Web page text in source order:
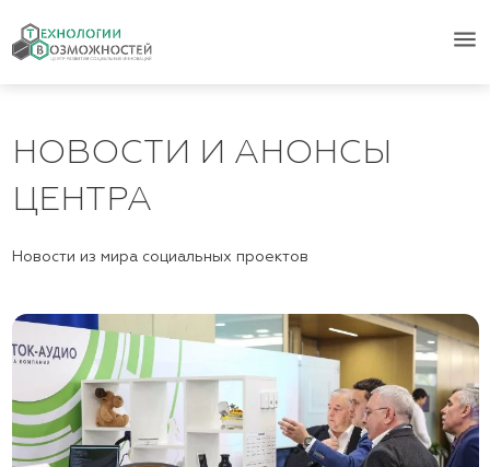
menu
НОВОСТИ И АНОНСЫ
ЦЕНТРА
Новости из мира социальных проектов